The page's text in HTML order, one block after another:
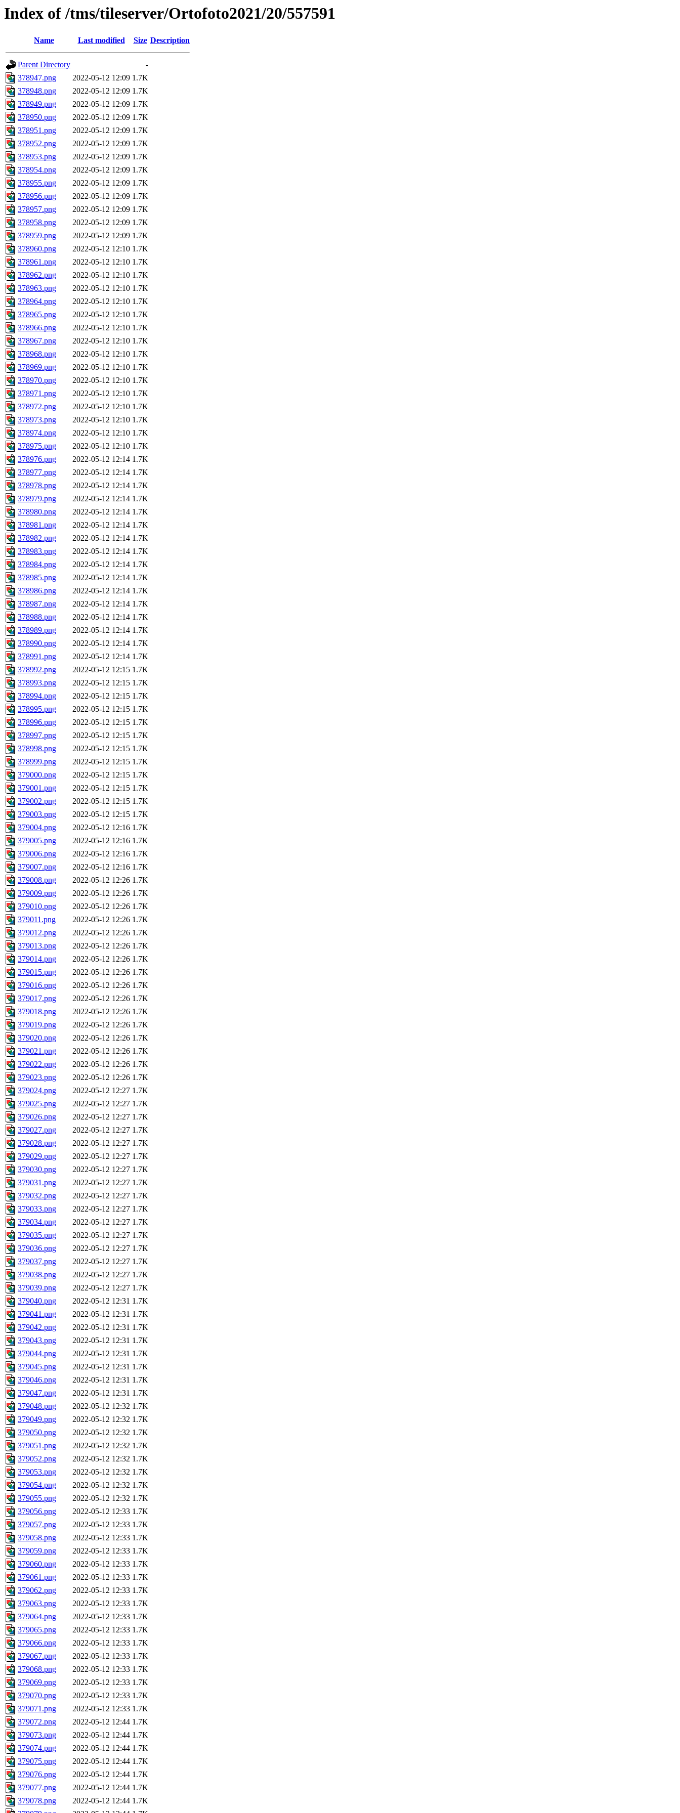
Index of /tms/tileserver/Ortofoto2021/20/557591
Name Last modified Size Description
Parent Directory
-
378947.png
2022-05-12 12:09 1.7K
378948.png
2022-05-12 12:09 1.7K
378949.png
2022-05-12 12:09 1.7K
378950.png
2022-05-12 12:09 1.7K
378951.png
2022-05-12 12:09 1.7K
378952.png
2022-05-12 12:09 1.7K
378953.png
2022-05-12 12:09 1.7K
378954.png
2022-05-12 12:09 1.7K
378955.png
2022-05-12 12:09 1.7K
378956.png
2022-05-12 12:09 1.7K
378957.png
2022-05-12 12:09 1.7K
378958.png
2022-05-12 12:09 1.7K
378959.png
2022-05-12 12:09 1.7K
378960.png
2022-05-12 12:10 1.7K
378961.png
2022-05-12 12:10 1.7K
378962.png
2022-05-12 12:10 1.7K
378963.png
2022-05-12 12:10 1.7K
378964.png
2022-05-12 12:10 1.7K
378965.png
2022-05-12 12:10 1.7K
378966.png
2022-05-12 12:10 1.7K
378967.png
2022-05-12 12:10 1.7K
378968.png
2022-05-12 12:10 1.7K
378969.png
2022-05-12 12:10 1.7K
378970.png
2022-05-12 12:10 1.7K
378971.png
2022-05-12 12:10 1.7K
378972.png
2022-05-12 12:10 1.7K
378973.png
2022-05-12 12:10 1.7K
378974.png
2022-05-12 12:10 1.7K
378975.png
2022-05-12 12:10 1.7K
378976.png
2022-05-12 12:14 1.7K
378977.png
2022-05-12 12:14 1.7K
378978.png
2022-05-12 12:14 1.7K
378979.png
2022-05-12 12:14 1.7K
378980.png
2022-05-12 12:14 1.7K
378981.png
2022-05-12 12:14 1.7K
378982.png
2022-05-12 12:14 1.7K
378983.png
2022-05-12 12:14 1.7K
378984.png
2022-05-12 12:14 1.7K
378985.png
2022-05-12 12:14 1.7K
378986.png
2022-05-12 12:14 1.7K
378987.png
2022-05-12 12:14 1.7K
378988.png
2022-05-12 12:14 1.7K
378989.png
2022-05-12 12:14 1.7K
378990.png
2022-05-12 12:14 1.7K
378991.png
2022-05-12 12:14 1.7K
378992.png
2022-05-12 12:15 1.7K
378993.png
2022-05-12 12:15 1.7K
378994.png
2022-05-12 12:15 1.7K
378995.png
2022-05-12 12:15 1.7K
378996.png
2022-05-12 12:15 1.7K
378997.png
2022-05-12 12:15 1.7K
378998.png
2022-05-12 12:15 1.7K
378999.png
2022-05-12 12:15 1.7K
379000.png
2022-05-12 12:15 1.7K
379001.png
2022-05-12 12:15 1.7K
379002.png
2022-05-12 12:15 1.7K
379003.png
2022-05-12 12:15 1.7K
379004.png
2022-05-12 12:16 1.7K
379005.png
2022-05-12 12:16 1.7K
379006.png
2022-05-12 12:16 1.7K
379007.png
2022-05-12 12:16 1.7K
379008.png
2022-05-12 12:26 1.7K
379009.png
2022-05-12 12:26 1.7K
379010.png
2022-05-12 12:26 1.7K
379011.png
2022-05-12 12:26 1.7K
379012.png
2022-05-12 12:26 1.7K
379013.png
2022-05-12 12:26 1.7K
379014.png
2022-05-12 12:26 1.7K
379015.png
2022-05-12 12:26 1.7K
379016.png
2022-05-12 12:26 1.7K
379017.png
2022-05-12 12:26 1.7K
379018.png
2022-05-12 12:26 1.7K
379019.png
2022-05-12 12:26 1.7K
379020.png
2022-05-12 12:26 1.7K
379021.png
2022-05-12 12:26 1.7K
379022.png
2022-05-12 12:26 1.7K
379023.png
2022-05-12 12:26 1.7K
379024.png
2022-05-12 12:27 1.7K
379025.png
2022-05-12 12:27 1.7K
379026.png
2022-05-12 12:27 1.7K
379027.png
2022-05-12 12:27 1.7K
379028.png
2022-05-12 12:27 1.7K
379029.png
2022-05-12 12:27 1.7K
379030.png
2022-05-12 12:27 1.7K
379031.png
2022-05-12 12:27 1.7K
379032.png
2022-05-12 12:27 1.7K
379033.png
2022-05-12 12:27 1.7K
379034.png
2022-05-12 12:27 1.7K
379035.png
2022-05-12 12:27 1.7K
379036.png
2022-05-12 12:27 1.7K
379037.png
2022-05-12 12:27 1.7K
379038.png
2022-05-12 12:27 1.7K
379039.png
2022-05-12 12:27 1.7K
379040.png
2022-05-12 12:31 1.7K
379041.png
2022-05-12 12:31 1.7K
379042.png
2022-05-12 12:31 1.7K
379043.png
2022-05-12 12:31 1.7K
379044.png
2022-05-12 12:31 1.7K
379045.png
2022-05-12 12:31 1.7K
379046.png
2022-05-12 12:31 1.7K
379047.png
2022-05-12 12:31 1.7K
379048.png
2022-05-12 12:32 1.7K
379049.png
2022-05-12 12:32 1.7K
379050.png
2022-05-12 12:32 1.7K
379051.png
2022-05-12 12:32 1.7K
379052.png
2022-05-12 12:32 1.7K
379053.png
2022-05-12 12:32 1.7K
379054.png
2022-05-12 12:32 1.7K
379055.png
2022-05-12 12:32 1.7K
379056.png
2022-05-12 12:33 1.7K
379057.png
2022-05-12 12:33 1.7K
379058.png
2022-05-12 12:33 1.7K
379059.png
2022-05-12 12:33 1.7K
379060.png
2022-05-12 12:33 1.7K
379061.png
2022-05-12 12:33 1.7K
379062.png
2022-05-12 12:33 1.7K
379063.png
2022-05-12 12:33 1.7K
379064.png
2022-05-12 12:33 1.7K
379065.png
2022-05-12 12:33 1.7K
379066.png
2022-05-12 12:33 1.7K
379067.png
2022-05-12 12:33 1.7K
379068.png
2022-05-12 12:33 1.7K
379069.png
2022-05-12 12:33 1.7K
379070.png
2022-05-12 12:33 1.7K
379071.png
2022-05-12 12:33 1.7K
379072.png
2022-05-12 12:44 1.7K
379073.png
2022-05-12 12:44 1.7K
379074.png
2022-05-12 12:44 1.7K
379075.png
2022-05-12 12:44 1.7K
379076.png
2022-05-12 12:44 1.7K
379077.png
2022-05-12 12:44 1.7K
379078.png
2022-05-12 12:44 1.7K